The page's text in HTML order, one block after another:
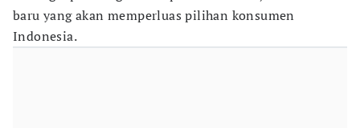
baru yang akan memperluas pilihan konsumen
Indonesia.